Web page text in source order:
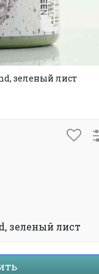
зеленый лист
зеленый лист